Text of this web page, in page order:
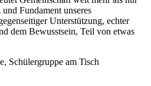
Fundament unseres
Unterstützung, echter
dem Bewusstsein, Teil von etwas